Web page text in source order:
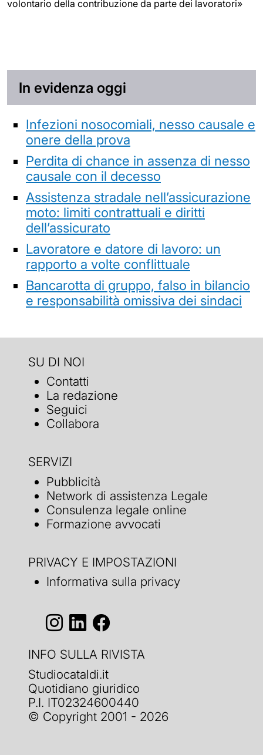
volontario della contribuzione da parte dei lavoratori»
In evidenza oggi
Infezioni nosocomiali, nesso causale e
onere della prova
Perdita di chance in assenza di nesso
causale con il decesso
Assistenza stradale nell’assicurazione
moto: limiti contrattuali e diritti
dell’assicurato
Lavoratore e datore di lavoro: un
rapporto a volte conflittuale
Bancarotta di gruppo, falso in bilancio
e responsabilità omissiva dei sindaci
SU DI NOI
Contatti
La redazione
Seguici
Collabora
SERVIZI
Pubblicità
Network di assistenza Legale
Consulenza legale online
Formazione avvocati
PRIVACY E IMPOSTAZIONI
Informativa sulla privacy
INFO SULLA RIVISTA
Studiocataldi.it
Quotidiano giuridico
P.I. IT02324600440
© Copyright 2001 - 2026